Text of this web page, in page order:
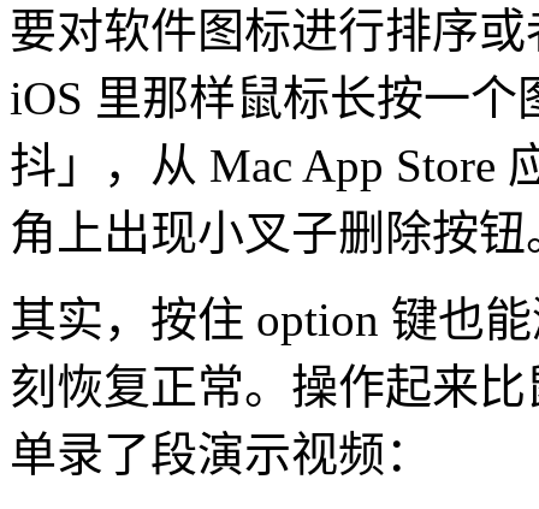
要对软件图标进行排序
iOS 里那样鼠标长按一
抖」，从 Mac App Store
角上出现小叉子删除按钮
其实，按住 option 键也
刻恢复正常。操作起来
单录了段演示视频：